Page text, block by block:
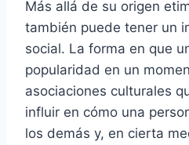
Más allá de su origen
también puede tener un
social. La forma en que
popularidad en un
asociaciones culturales
influir en cómo una
los demás y, en cierta